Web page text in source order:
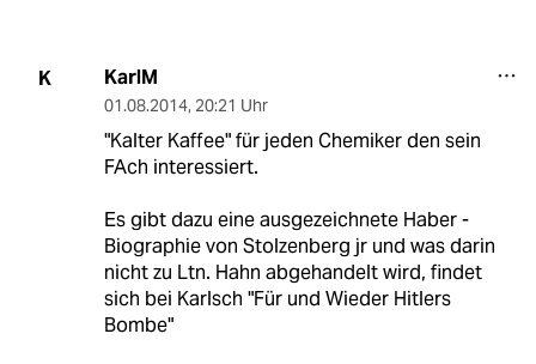
K KarlM
01.08.2014, 20:21 Uhr
"Kalter Kaffee" für jeden Chemiker den sein
FAch interessiert.
Es gibt dazu eine ausgezeichnete Haber -
Biographie von Stolzenberg jr und was darin
nicht zu Ltn. Hahn abgehandelt wird, findet
sich bei Karlsch "Für und Wieder Hitlers
Bombe"